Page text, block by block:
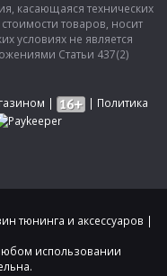
касающаяся технических
товаров, носит
условиях не является
Статьи 437(2)
| | Политика
тюнинга и аксессуаров |
использовании